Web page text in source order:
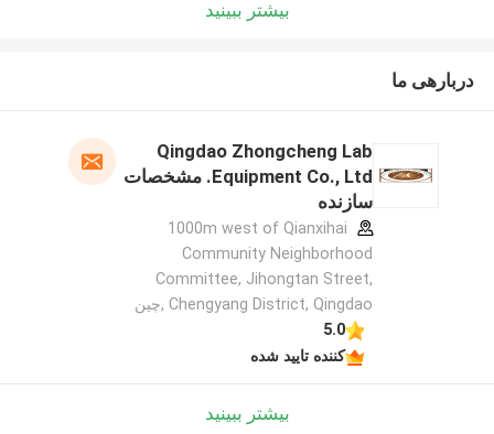
بیشتر ببینید
دربارهی ما
Qingdao Zhongcheng Lab
Equipment Co., Ltd. مشخصات
سازنده
1000m west of Qianxihai
Community Neighborhood
Committee, Jihongtan Street,
Chengyang District, Qingdao ,چین
5.0
کننده تایید شده
بیشتر ببینید